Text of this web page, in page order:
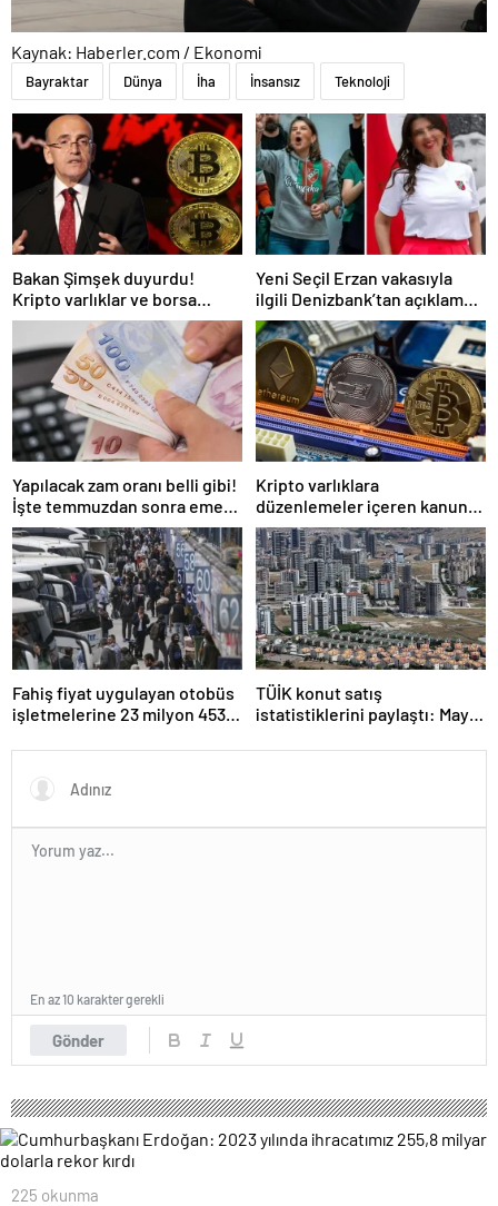
Kaynak: Haberler.com / Ekonomi
Bayraktar Dünya İha İnsansız Teknoloji
Bakan Şimşek duyurdu!
Kripto varlıklar ve borsa
kazançlarına vergi geliyor
Yeni Seçil Erzan vakasıyla
ilgili Denizbank’tan açıklama
var: Biz biraz günah keçisi
olduk
Yapılacak zam oranı belli gibi!
İşte temmuzdan sonra emekli
ve memurun alacağı maaş
Kripto varlıklara
düzenlemeler içeren kanun
teklifi TBMM’de kabul edilerek
yasalaştı
Fahiş fiyat uygulayan otobüs
işletmelerine 23 milyon 453
TÜİK konut satış
istatistiklerini paylaştı: Mayıs
satıldı
Gönder
En az 10 karakter gerekli
225 okunma